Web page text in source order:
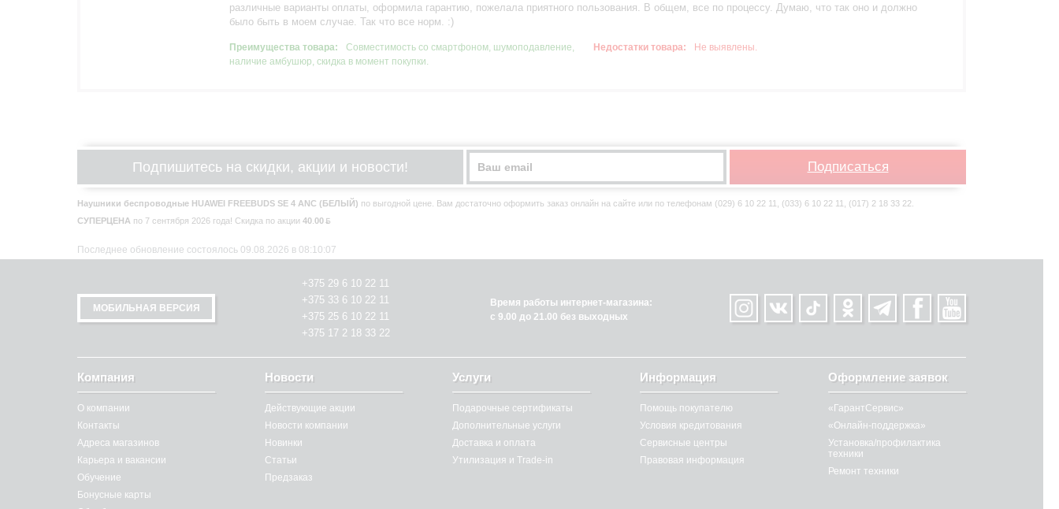
различные варианты оплаты, оформила гарантию, пожелала приятного пользования. В общем, все по процессу. Думаю, что так оно и должно
было быть в моем случае. Так что все норм. :)
Преимущества товара:
Совместимость со смартфоном, шумоподавление,
наличие амбушюр, скидка в момент покупки.
Недостатки товара: Не выявлены.
Подпишитесь на скидки, акции и новости! Подписаться
Наушники беспроводные HUAWEI FREEBUDS SE 4 ANC (БЕЛЫЙ) по выгодной цене. Вам достаточно оформить заказ онлайн на сайте или по телефонам (029) 6 10 22 11, (033) 6 10 22 11, (017) 2 18 33 22.
СУПЕРЦЕНА по 7 сентября 2026 года! Скидка по акции 40 00
Последнее обновление состоялось 09.08.2026 в 08:10:07
МОБИЛЬНАЯ ВЕРСИЯ
+375 29 6 10 22 11
+375 33 6 10 22 11
+375 25 6 10 22 11
+375 17 2 18 33 22
Время работы интернет-магазина:
с 9.00 до 21.00 без выходных
Компания
О компании
Контакты
Адреса магазинов
Карьера и вакансии
Обучение
Бонусные карты
Новости
Действующие акции
Новости компании
Новинки
Статьи
Предзаказ
Услуги
Подарочные сертификаты
Дополнительные услуги
Доставка и оплата
Утилизация и Trade-in
Информация
Помощь покупателю
Условия кредитования
Сервисные центры
Правовая информация
Оформление заявок
«ГарантСервис»
«Онлайн-поддержка»
Установка/профилактика
техники
Ремонт техники